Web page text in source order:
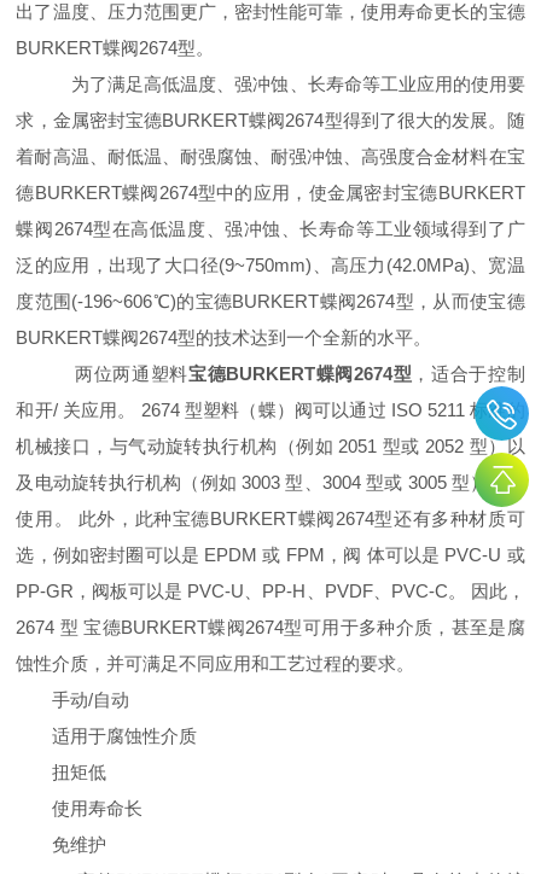
出了温度、压力范围更广，密封性能可靠，使用寿命更长的宝德
BURKERT蝶阀2674型。
为了满足高低温度、强冲蚀、长寿命等工业应用的使用要
求，金属密封宝德BURKERT蝶阀2674型得到了很大的发展。随
着耐高温、耐低温、耐强腐蚀、耐强冲蚀、高强度合金材料在宝
德BURKERT蝶阀2674型中的应用，使金属密封宝德BURKERT
蝶阀2674型在高低温度、强冲蚀、长寿命等工业领域得到了广
泛的应用，出现了大口径(9~750mm)、高压力(42.0MPa)、宽温
度范围(-196~606℃)的宝德BURKERT蝶阀2674型，从而使宝德
BURKERT蝶阀2674型的技术达到一个全新的水平。
两位两通塑料宝德BURKERT蝶阀2674型 ，适合于控制
和开/ 关应用。 2674 型塑料（蝶）阀可以通过 ISO 5211 标准的
机械接口，与气动旋转执行机构（例如 2051 型或 2052 型）以
及电动旋转执行机构（例如 3003 型、3004 型或 3005 型）组合
使用。 此外，此种宝德BURKERT蝶阀2674型还有多种材质可
选，例如密封圈可以是 EPDM 或 FPM，阀 体可以是 PVC-U 或
PP-GR，阀板可以是 PVC-U、PP-H、PVDF、PVC-C。 因此，
2674 型 宝德BURKERT蝶阀2674型可用于多种介质，甚至是腐
蚀性介质，并可满足不同应用和工艺过程的要求。
手动/自动
适用于腐蚀性介质
扭矩低
使用寿命长
免维护